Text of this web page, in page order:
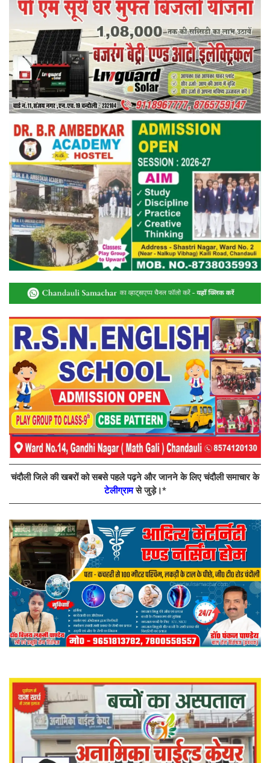
चंदौली जिले की खबरों को सबसे पहले पढ़ने और जानने के लिए चंदौली समाचार के
टेलीग्रामसे जुड़े।*